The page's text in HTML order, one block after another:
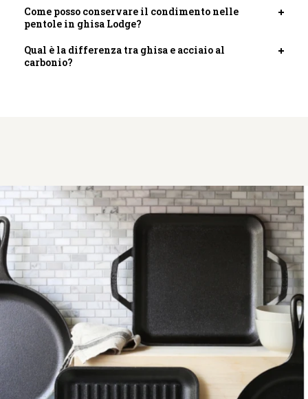
scheda
Come posso conservare il condimento nelle
pentole in ghisa Lodge?
Qual è la differenza tra ghisa e acciaio al
carbonio?